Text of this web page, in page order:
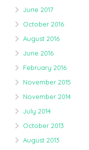
June 2017
October 2016
August 2016
June 2016
February 2016
November 2015
November 2014
July 2014
October 2013
August 2013